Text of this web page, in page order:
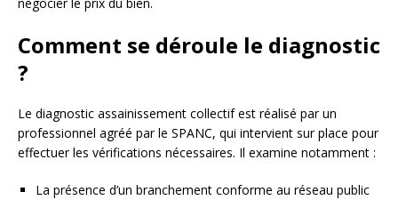
Comment se déroule le diagnostic
?
Le diagnostic assainissement collectif est réalisé par un
professionnel agréé par le SPANC, qui intervient sur place pour
effectuer les vérifications nécessaires. Il examine notamment :
La présence d’un branchement conforme au réseau public